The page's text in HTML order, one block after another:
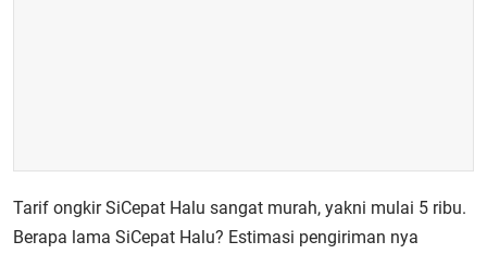
Tarif ongkir SiCepat Halu sangat murah, yakni mulai 5 ribu.
Berapa lama SiCepat Halu? Estimasi pengiriman nya